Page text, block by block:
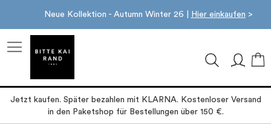
Neue Kollektion - Autumn Winter 26 | Hier einkaufen >
Jetzt kaufen. Später bezahlen mit KLARNA. Kostenloser Versand
in den Paketshop für Bestellungen über 150 €.